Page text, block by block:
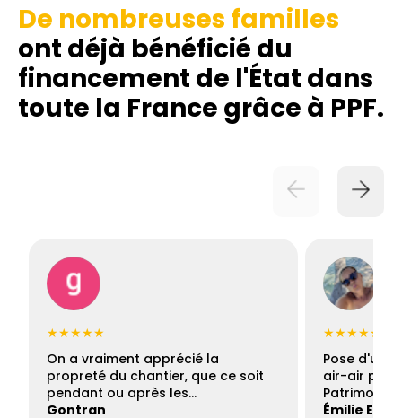
De nombreuses familles
ont déjà bénéficié du
financement de l'État dans
toute la France grâce à PPF.
★★★★★
On a vraiment apprécié la
propreté du chantier, que ce soit
pendant ou après les…
Gontran
★★★★★
Pose d'une
air-air par
Patrimoine
Émilie